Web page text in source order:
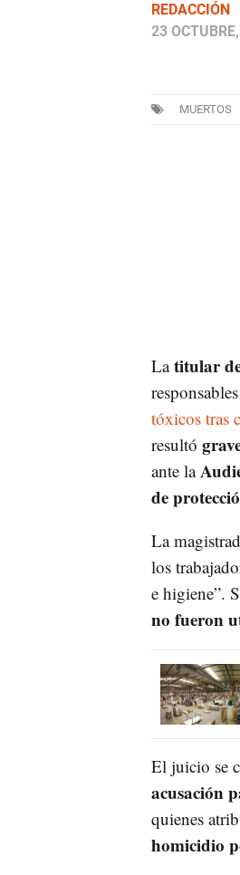
REDACCIÓN
23
MUERTOS
Latitular
tóxicos tras
resultó
ante la
de
La
los
e higiene”.
no fueron
El juicio se
acusación
quienes
homicidio